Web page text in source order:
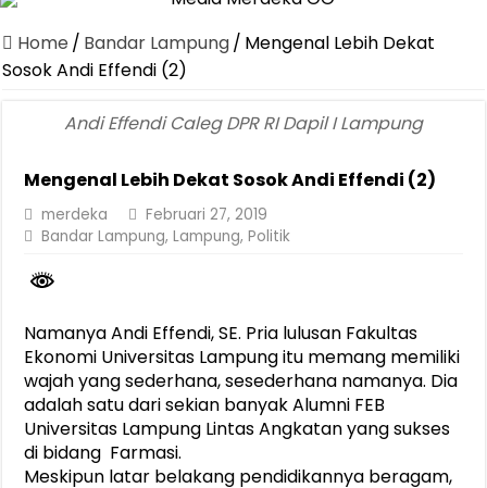
Dirut Jasa Raharja Dampingi Wamenhub Tinjau Penanganan
Pastikan Pelayanan Maksimal, Direksi Jasa Raharja Tinjau Korban
Jasa Raharja Jamin Seluruh Korban Kebakaran KM Mutiara
Gelar Audiensi, Jasa Raharja dan Kementerian PANRB Perkuat
Berkontribusi terhadap Keselamatan dan Mobilitas Masyarakat,
Pemprov Lampung Dukung Penuh Lampung Financial Festival,
Pengesahan Raperda APBD 2025 Jadi Langkah Penguatan
Ketua PMI Provinsi Lampung Lantik Pengurus PMI Lampung
Home / Bandar Lampung/ Mengenal Lebih Dekat
Sosok Andi Effendi (2)
Andi Effendi Caleg DPR RI Dapil I Lampung
Mengenal Lebih Dekat Sosok Andi Effendi (2)
merdeka
Februari 27, 2019
Bandar Lampung,Lampung,Politik
Namanya Andi Effendi, SE. Pria lulusan Fakultas
Ekonomi Universitas Lampung itu memang memiliki
wajah yang sederhana, sesederhana namanya. Dia
adalah satu dari sekian banyak Alumni FEB
Universitas Lampung Lintas Angkatan yang sukses
di bidang Farmasi.
Meskipun latar belakang pendidikannya beragam,